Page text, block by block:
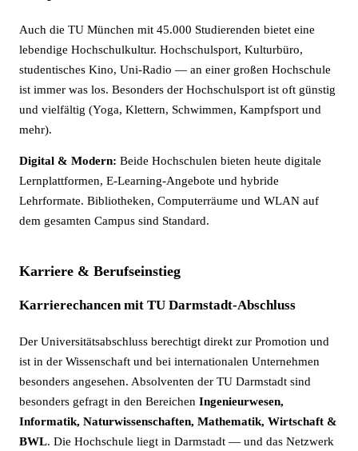
Auch die TU München mit 45.000 Studierenden bietet eine
lebendige Hochschulkultur. Hochschulsport, Kulturbüro,
studentisches Kino, Uni-Radio — an einer großen Hochschule
ist immer was los. Besonders der Hochschulsport ist oft günstig
und vielfältig (Yoga, Klettern, Schwimmen, Kampfsport und
mehr).
Digital & Modern: Beide Hochschulen bieten heute digitale
Lernplattformen, E-Learning-Angebote und hybride
Lehrformate. Bibliotheken, Computerräume und WLAN auf
dem gesamten Campus sind Standard.
Karriere & Berufseinstieg
Karrierechancen mit TU Darmstadt-Abschluss
Der Universitätsabschluss berechtigt direkt zur Promotion und
ist in der Wissenschaft und bei internationalen Unternehmen
besonders angesehen. Absolventen der TU Darmstadt sind
besonders gefragt in den Bereichen Ingenieurwesen,
Informatik, Naturwissenschaften, Mathematik, Wirtschaft &
BWL. Die Hochschule liegt in Darmstadt — und das Netzwerk